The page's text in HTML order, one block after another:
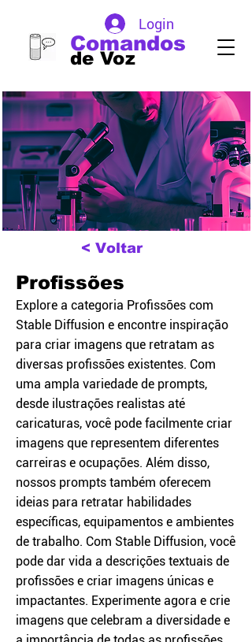
de Voz
Comandos
Login
< Voltar
Profissões
Explore a categoria Profissões com
Stable Diffusion e encontre inspiração
para criar imagens que retratam as
diversas profissões existentes. Com
uma ampla variedade de prompts,
desde ilustrações realistas até
caricaturas, você pode facilmente criar
imagens que representem diferentes
carreiras e ocupações. Além disso,
nossos prompts também oferecem
ideias para retratar habilidades
específicas, equipamentos e ambientes
de trabalho. Com Stable Diffusion, você
pode dar vida a descrições textuais de
profissões e criar imagens únicas e
impactantes. Experimente agora e crie
imagens que celebram a diversidade e